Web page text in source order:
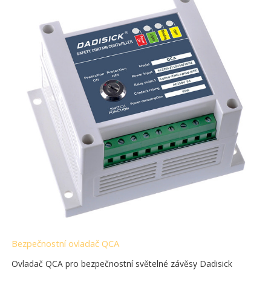
Bezpečnostní ovladač QCA
Ovladač QCA pro bezpečnostní světelné závěsy Dadisick